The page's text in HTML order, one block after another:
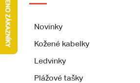
Novinky
Kožené kabelky
Ledvinky
Plážové tašky